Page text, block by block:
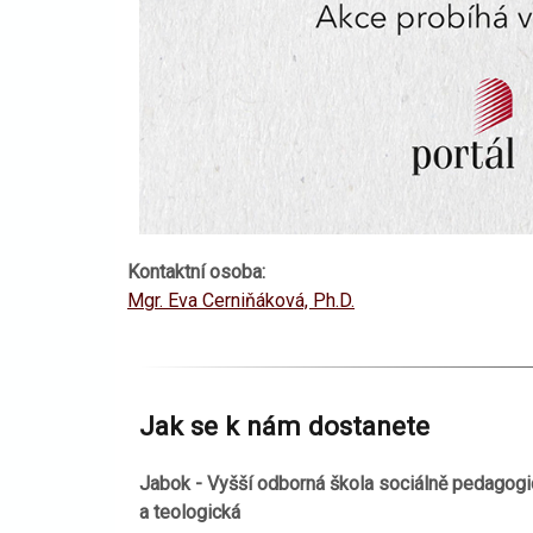
Kontaktní osoba:
Mgr. Eva Cerniňáková, Ph.D.
Jak se k nám dostanete
Jabok - Vyšší odborná škola sociálně
a teologická